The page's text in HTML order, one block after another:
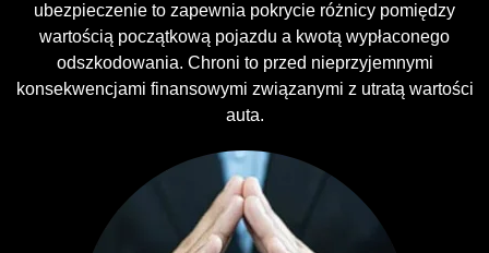
ubezpieczenie to zapewnia pokrycie różnicy pomiędzy
wartością początkową pojazdu a kwotą wypłaconego
odszkodowania. Chroni to przed nieprzyjemnymi
konsekwencjami finansowymi związanymi z utratą wartości
auta.